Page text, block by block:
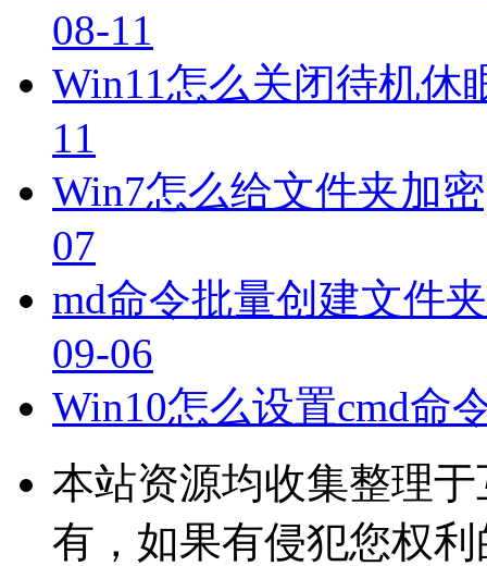
08-11
Win11怎么关闭待机休
11
Win7怎么给文件夹加
07
md命令批量创建文件
09-06
Win10怎么设置cmd命
本站资源均收集整理
有，如果有侵犯您权